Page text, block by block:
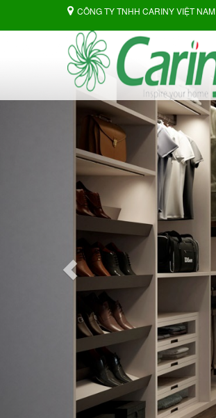
CÔNG TY TNHH CARINY VIỆT NAM
Previous